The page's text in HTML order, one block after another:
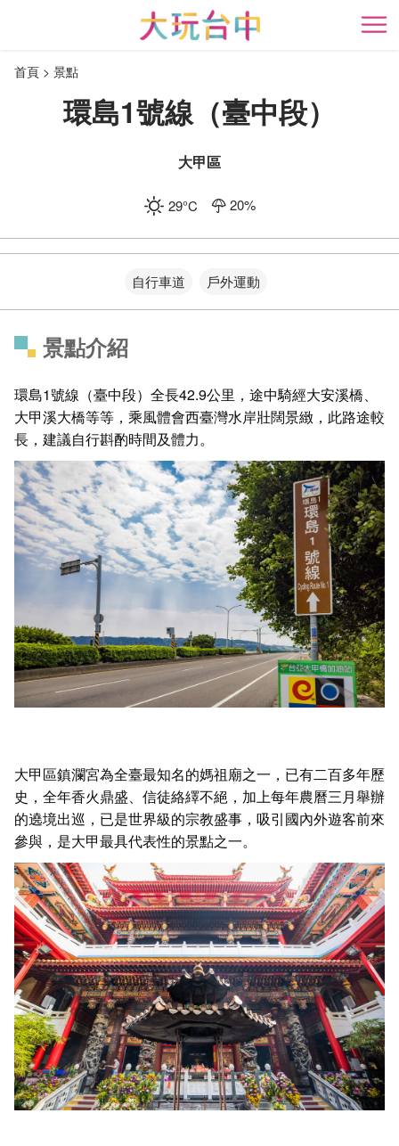
開
首頁 景點
環島1號線（臺中段）
大甲區
29°C 20%
自行車道 戶外運動
景點介紹
環島1號線（臺中段）全長42.9公里，途中騎經大安溪橋、
大甲溪大橋等等，乘風體會西臺灣水岸壯闊景緻，此路途較
長，建議自行斟酌時間及體力。
大甲區鎮瀾宮為全臺最知名的媽祖廟之一，已有二百多年歷
史，全年香火鼎盛、信徒絡繹不絕，加上每年農曆三月舉辦
的遶境出巡，已是世界級的宗教盛事，吸引國內外遊客前來
參與，是大甲最具代表性的景點之一。